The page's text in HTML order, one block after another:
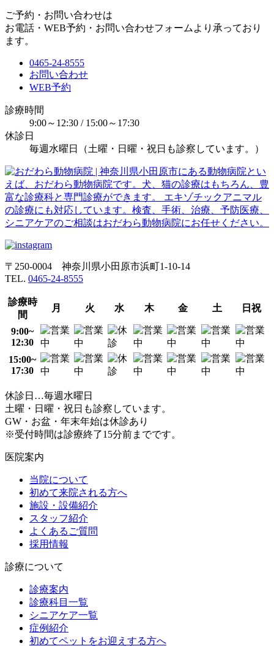
ご予約・お問い合わせは
お電話・WEB予約・お問い合わせフォームより承っており
ます。
0465-24-8555
お問い合わせ
WEB予約
診療時間
9:00～12:30 / 15:00～17:30
休診日
毎週水曜日（土曜・日曜・祝日も診察しています。）
〒250-0004 神奈川県小田原市浜町1-10-14
TEL. 0465-24-8555
診療時
間
月 火 水 木 金 土 日祝
9:00~
12:30
15:00~
17:30
休診日…毎週水曜日
土曜・日曜・祝日も診察しています。
GW・お盆・年末年始は休診あり
※受付時間は診療終了15分前までです。
医院案内
当院について
初めて来院される方へ
施設・設備紹介
スタッフ紹介
よくあるご質問
採用情報
診療について
診療案内
診療科目一覧
シニアケア一覧
症例紹介
初めてペットをお迎えする方へ